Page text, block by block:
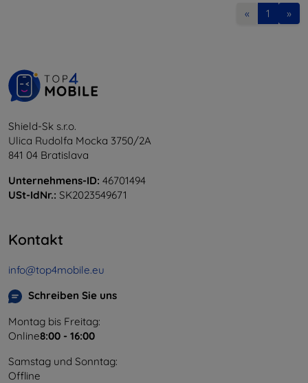
« 1 »
Shield-Sk s.r.o.
Ulica Rudolfa Mocka 3750/2A
841 04 Bratislava
Unternehmens-ID: 46701494
USt-IdNr.: SK2023549671
Kontakt
info@top4mobile.eu
Schreiben Sie uns
Montag bis Freitag:
Online8:00 - 16:00
Samstag und Sonntag:
Offline